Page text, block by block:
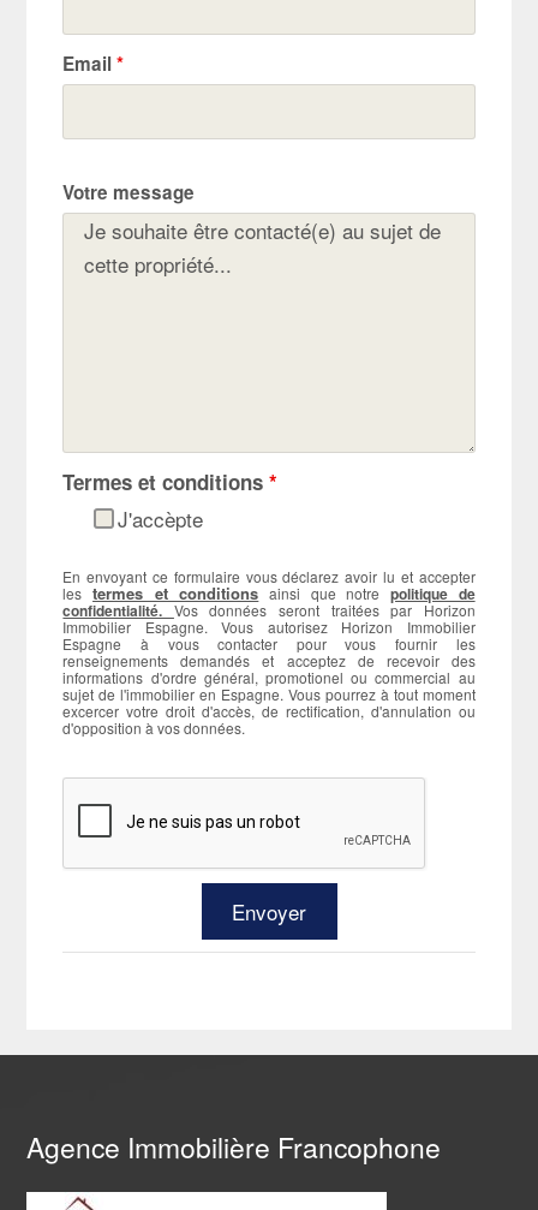
Email*
Votre message
Termes et conditions*
J'accèpte
En envoyant ce formulaire vous déclarez avoir lu et accepter
lestermes et conditions ainsi que notre politique de
confidentialité. Vos données seront traitées par Horizon
Immobilier Espagne. Vous autorisez Horizon Immobilier
Espagne à vous contacter pour vous fournir les
renseignements demandés et acceptez de recevoir des
informations d'ordre général, promotionel ou commercial au
sujet de l'immobilier en Espagne. Vous pourrez à tout moment
excercer votre droit d'accès, de rectification, d'annulation ou
d'opposition à vos données.
Agence Immobilière Francophone